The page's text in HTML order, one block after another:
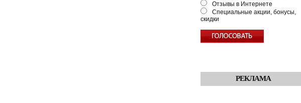
Отзывы в Интернете
Специальные акции, бонусы,
скидки
РЕКЛАМА